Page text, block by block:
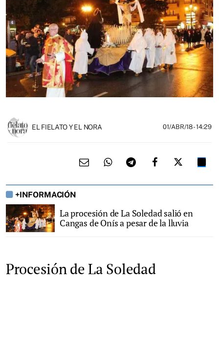
EL FIELATO Y EL NORA 01/ABR/18- 14:29
+INFORMACIÓN
La procesión de La Soledad salió en
Cangas de Onís a pesar de la lluvia
Procesión de La Soledad